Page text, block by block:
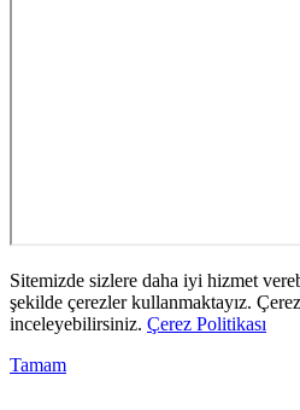
Sitemizde sizlere daha iyi hizmet
şekilde çerezler kullanmaktayız.
inceleyebilirsiniz. Çerez Politikası
Tamam